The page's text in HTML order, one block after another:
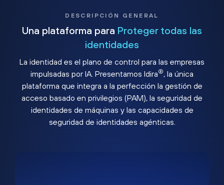
DESCRIPCIÓN GENERAL
Una plataforma para Proteger todas las
identidades
La identidad es el plano de control para las empresas
impulsadas por IA. Presentamos Idira®, la única
plataforma que integra a la perfección la gestión de
acceso basado en privilegios (PAM), la seguridad de
identidades de máquinas y las capacidades de
seguridad de identidades agénticas.